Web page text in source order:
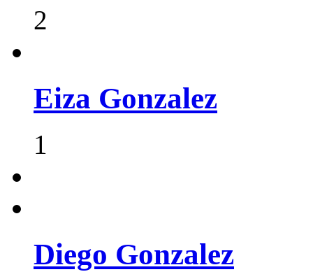
2
Eiza Gonzalez
1
Diego Gonzalez